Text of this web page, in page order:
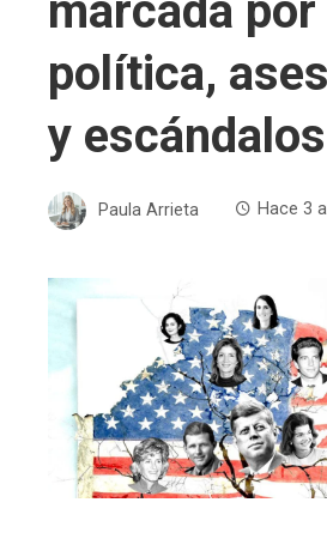
política,
y
Paula Arrieta Hace 3